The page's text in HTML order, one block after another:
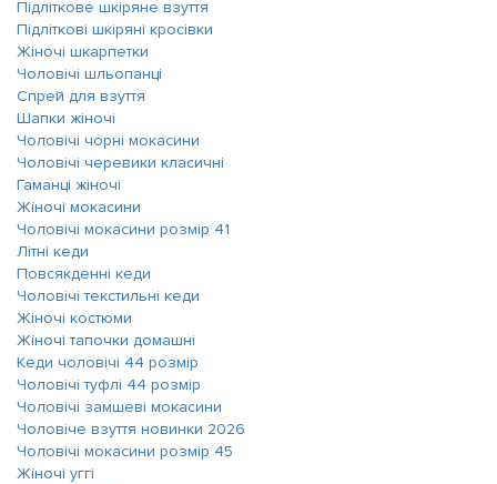
Підліткове шкіряне взуття
Підліткові шкіряні кросівки
Жіночі шкарпетки
Чоловічі шльопанці
Спрей для взуття
Шапки жіночі
Чоловічі чорні мокасини
Чоловічі черевики класичні
Гаманці жіночі
Жіночі мокасини
Чоловічі мокасини розмір 41
Літні кеди
Повсякденні кеди
Чоловічі текстильні кеди
Жіночі костюми
Жіночі тапочки домашні
Кеди чоловічі 44 розмір
Чоловічі туфлі 44 розмір
Чоловічі замшеві мокасини
Чоловіче взуття новинки 2026
Чоловічі мокасини розмір 45
Жіночі уггі